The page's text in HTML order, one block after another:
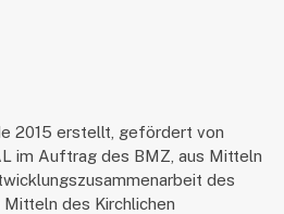
2015 erstellt, gefördert von
im Auftrag des BMZ, aus Mitteln
des
des Kirchlichen